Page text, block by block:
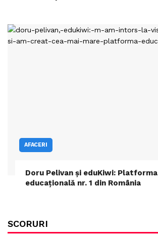
AFACERI
Doru Pelivan și eduKiwi: Platforma
educațională nr. 1 din România
SCORURI